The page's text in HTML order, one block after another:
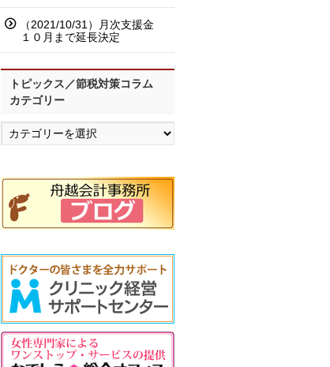
（2021/10/31）月次支援金
１０月まで延長決定
トピックス／節税対策コラム
カテゴリー
ト
ピ
／
節
対
ラ
ム
カ